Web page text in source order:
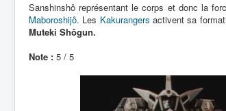
Sanshinshô représentant le corps et donc la
Maboroshijô. Les Kakurangers activent sa
Muteki Shôgun.
Note : 5 / 5